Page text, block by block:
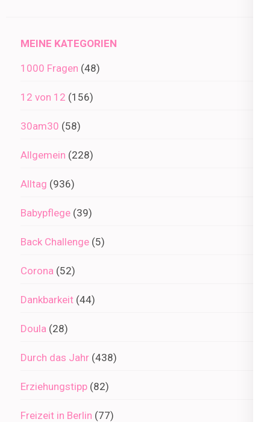
MEINE KATEGORIEN
1000 Fragen (48)
12 von 12 (156)
30am30 (58)
Allgemein (228)
Alltag (936)
Babypflege (39)
Back Challenge (5)
Corona (52)
Dankbarkeit (44)
Doula (28)
Durch das Jahr (438)
Erziehungstipp (82)
Freizeit in Berlin (77)